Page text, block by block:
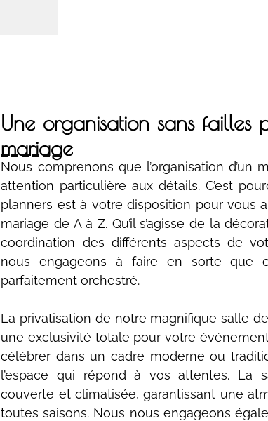
Une organisation sans failles
mariage
Nous comprenons que l’organisation d’un
attention particulière aux détails. C’est
planners est à votre disposition pour vous
mariage de A à Z. Qu’il s’agisse de la
coordination des différents aspects de
nous engageons à faire en sorte que
parfaitement orchestré.
La privatisation de notre magnifique salle
une exclusivité totale pour votre
célébrer dans un cadre moderne ou
l’espace qui répond à vos attentes. La
couverte et climatisée, garantissant une
toutes saisons. Nous nous engageons